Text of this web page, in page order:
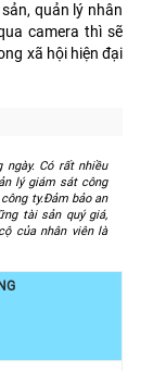
quản lý nhân
camera thì sẽ
xã hội hiện đại
ngày. Có rất nhiều
lý giám sát công
ty.Đảm bảo an
tài sản quý giá,
của nhân viên là